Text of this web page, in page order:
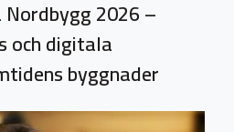
2026 –
och digitala
byggnader